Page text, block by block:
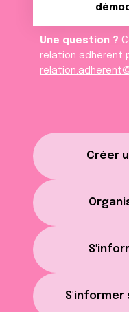
Créer
S'informer
Une question ?
relation adhèrent